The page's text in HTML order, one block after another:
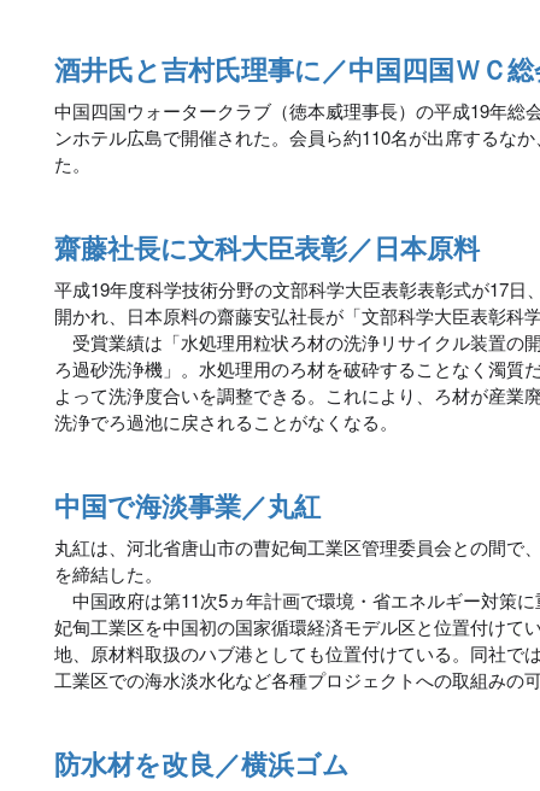
酒井氏と吉村氏理事に／中国四国ＷＣ
中国四国ウォータークラブ（徳本威理事長）の平成19年総
ンホテル広島で開催された。会員ら約110名が出席するな
た。
齋藤社長に文科大臣表彰／日本原料
平成19年度科学技術分野の文部科学大臣表彰表彰式が17日
開かれ、日本原料の齋藤安弘社長が「文部科学大臣表彰科
受賞業績は「水処理用粒状ろ材の洗浄リサイクル装置の
ろ過砂洗浄機」。水処理用のろ材を破砕することなく濁質
よって洗浄度合いを調整できる。これにより、ろ材が産業
洗浄でろ過池に戻されることがなくなる。
中国で海淡事業／丸紅
丸紅は、河北省唐山市の曹妃甸工業区管理委員会との間で
を締結した。
中国政府は第11次5ヵ年計画で環境・省エネルギー対策
妃甸工業区を中国初の国家循環経済モデル区と位置付けて
地、原材料取扱のハブ港としても位置付けている。同社で
工業区での海水淡水化など各種プロジェクトへの取組みの
防水材を改良／横浜ゴム